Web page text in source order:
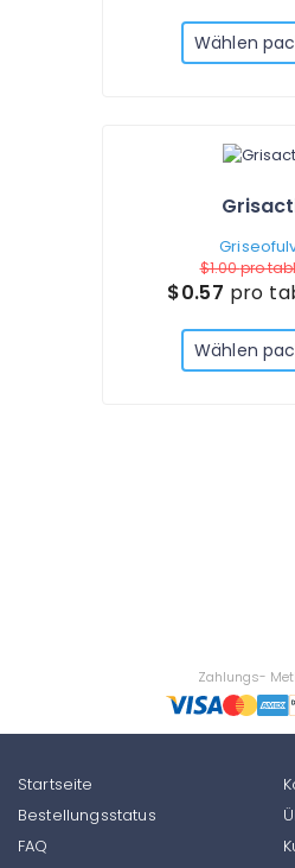
Wählen
$1.00pro
$0.57 pro
Wählen
Zahlungs-
Startseite
Bestellungsstatus
FAQ